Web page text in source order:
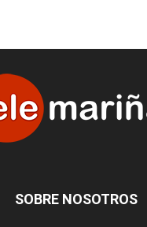
SOBRE NOSOTROS